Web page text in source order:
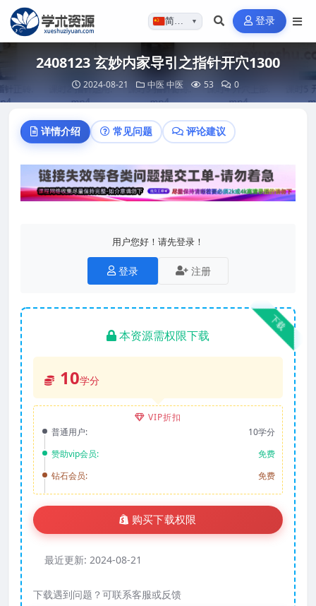
简体…▼ 登录
2408123 玄妙内家导引之指针开穴1300
2024-08-21 中医 中医 53 0
详情介绍 常见问题 评论建议
用户您好！请先登录！
登录 注册
下载
本资源需权限下载
10学分
VIP折扣
普通用户:
10学分
赞助vip会员:
免费
钻石会员:
免费
购买下载权限
最近更新: 2024-08-21
下载遇到问题？可联系客服或反馈